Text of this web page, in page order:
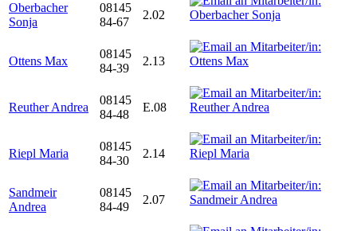
Oberbacher
Sonja
08145
84-67
2.02
Ottens Max
08145
84-39
2.13
Reuther Andrea
08145
84-48
E.08
Riepl Maria
08145
84-30
2.14
Sandmeir
Andrea
08145
84-49
2.07